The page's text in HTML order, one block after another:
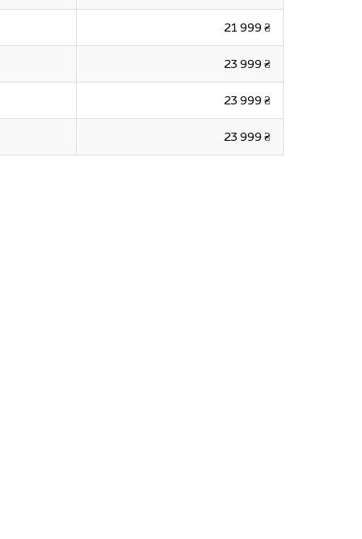
21 999 ₴
23 999 ₴
23 999 ₴
23 999 ₴